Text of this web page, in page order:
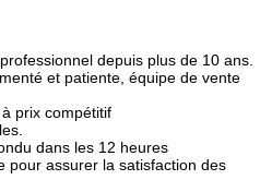
depuis plus de 10 ans.
et patiente, équipe de vente
prix compétitif
dans les 12 heures
pour assurer la satisfaction des